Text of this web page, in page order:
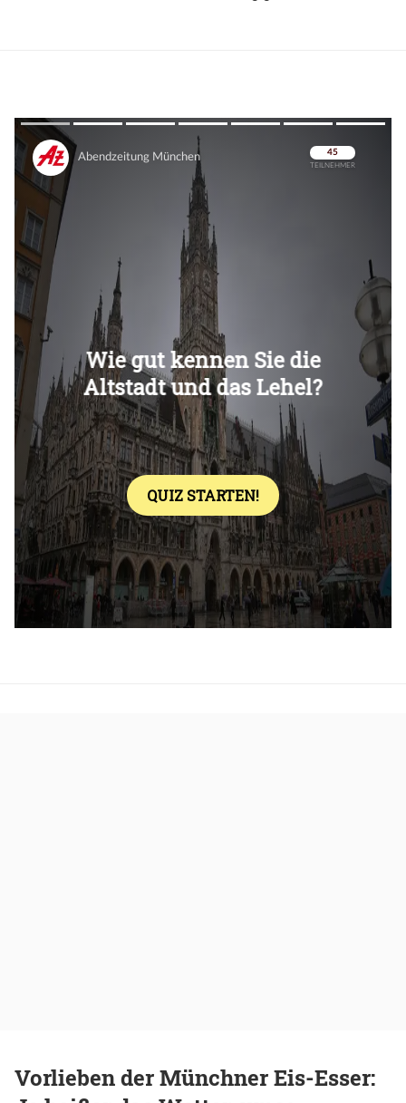
Überspringen
Überspringen
Vorlieben der Münchner Eis-Esser: